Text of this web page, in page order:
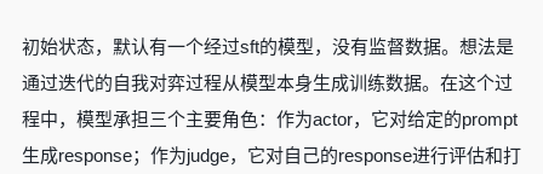
初始状态，默认有一个经过sft的模型，没有监督数据。想法是
通过迭代的自我对弈过程从模型本身生成训练数据。在这个过
程中，模型承担三个主要角色：作为actor，它对给定的prompt
生成response；作为judge，它对自己的response进行评估和打